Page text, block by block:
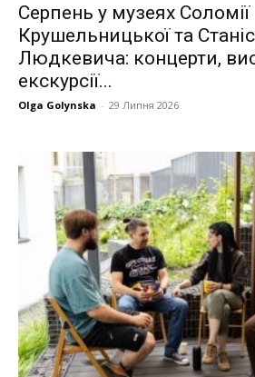
Серпень у музеях Соломії
Крушельницької та
Людкевича: концерти,
екскурсії...
Olga Golynska - 29 Липня 2026